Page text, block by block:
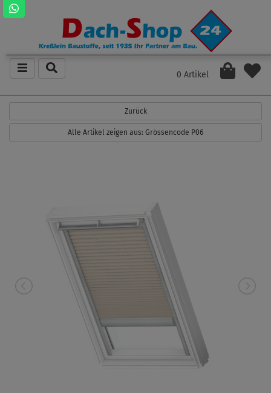
0 Artikel
Zurück
Alle Artikel zeigen aus: Grössencode P06